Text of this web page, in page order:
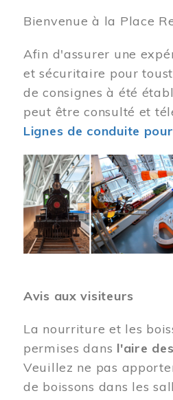
Bienvenue à la Place
Afin d'assurer une
et sécuritaire pour
de consignes à été
peut être consulté et
Lignes de conduite
Image
Avis aux visiteurs
La nourriture et les
permises dans l'aire
Veuillez ne pas
de boissons dans les